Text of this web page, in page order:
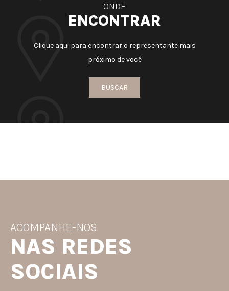
ONDE
ENCONTRAR
Clique aqui para encontrar o representante mais
próximo de você
BUSCAR
ACOMPANHE-NOS
NAS REDES
SOCIAIS